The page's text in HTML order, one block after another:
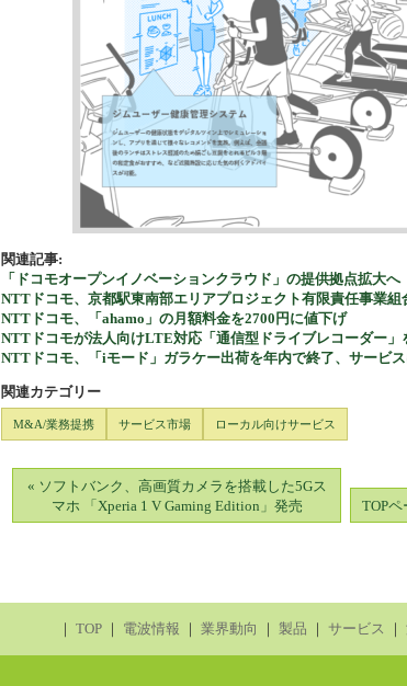
関連記事:
「ドコモオープンイノベーションクラウド」の提供拠点拡大へ
NTTドコモ、京都駅東南部エリアプロジェクト有限責任事業組
NTTドコモ、「ahamo」の月額料金を2700円に値下げ
NTTドコモが法人向けLTE対応「通信型ドライブレコーダー
NTTドコモ、「iモード」ガラケー出荷を年内で終了、サービ
関連カテゴリー
M&A/業務提携 サービス市場 ローカル向けサービス
« ソフトバンク、高画質カメラを搭載した5Gス
マホ 「Xperia 1 V Gaming Edition」発売
TOPペ
｜ TOP ｜ 電波情報 ｜ 業界動向 ｜ 製品 ｜ サービス ｜